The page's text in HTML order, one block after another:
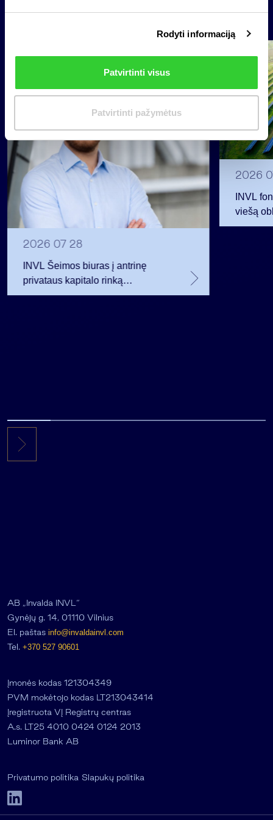
s
Rodyti informaciją
Patvirtinti visus
Patvirtinti pažymėtus
Naujienos
Grupė
Reglamentuojama informacija
2026 07 28
INVL Šeimos biuras į antrinę
privataus kapitalo rinką
investuojantį fondą pritraukė 17,4
2026
INVL
viešą
12 mln.
AB „Invalda INVL“
Gynėjų g. 14, 01110 Vilnius
El. paštas info@invaldainvl.com
Tel. +370 527 90601
Įmonės kodas 121304349
PVM mokėtojo kodas LT213043414
Įregistruota VĮ Registrų centras
A.s. LT25 4010 0424 0124 2013
Luminor Bank AB
Privatumo politika Slapukų politika